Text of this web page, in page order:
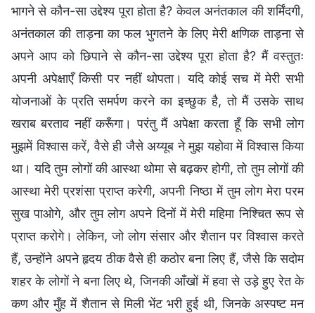
भागने से कौन-सा उद्देश्य पूरा होता है? केवल अनंतकाल की शर्मिंदगी,
अनंतकाल की ताड़ना का फल भुगतने के लिए मेरी क्षणिक ताड़ना से
अपने आप को छिपाने से कौन-सा उद्देश्य पूरा होता है? मैं वस्तुतः
अपनी अपेक्षाएँ किसी पर नहीं थोपता। यदि कोई सच में मेरी सभी
योजनाओं के प्रति समर्पण करने का इच्छुक है, तो मैं उसके साथ
खराब बरताव नहीं करूँगा। परंतु मैं अपेक्षा करता हूँ कि सभी लोग
मुझमें विश्वास करें, वैसे ही जैसे अय्यूब ने मुझ यहोवा में विश्वास किया
था। यदि तुम लोगों की आस्था थोमा से बढ़कर होगी, तो तुम लोगों की
आस्था मेरी प्रशंसा प्राप्त करेगी, अपनी निष्ठा में तुम लोग मेरा परम
सुख पाओगे, और तुम लोग अपने दिनों में मेरी महिमा निश्चित रूप से
प्राप्त करोगे। लेकिन, जो लोग संसार और शैतान पर विश्वास करते
हैं, उन्होंने अपने हृदय ठीक वैसे ही कठोर बना लिए हैं, जैसे कि सदोम
शहर के लोगों ने बना लिए थे, जिनकी आँखों में हवा से उड़े हुए रेत के
कण और मुँह में शैतान से मिली भेंट भरी हुई थी, जिनके अस्पष्ट मन